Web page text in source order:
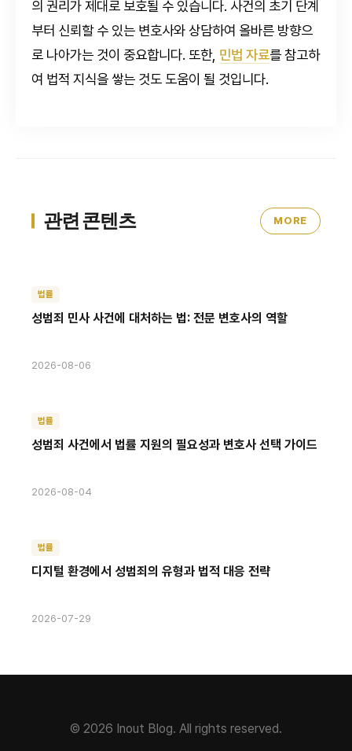
의 권리가 제대로 보호될 수 있습니다. 사건의 초기 단계
부터 신뢰할 수 있는 변호사와 상담하여 올바른 방향으
로 나아가는 것이 중요합니다. 또한, 민법 자료를 참고하
여 법적 지식을 쌓는 것도 도움이 될 것입니다.
관련 콘텐츠 MORE
법률
성범죄 민사 사건에 대처하는 법: 전문 변호사의 역할
2026-08-06
법률
성범죄 사건에서 법률 지원의 필요성과 변호사 선택 가이드
2026-08-04
법률
디지털 환경에서 성범죄의 유형과 법적 대응 전략
2026-07-29
© 2026 Inout Blog. All rights reserved.